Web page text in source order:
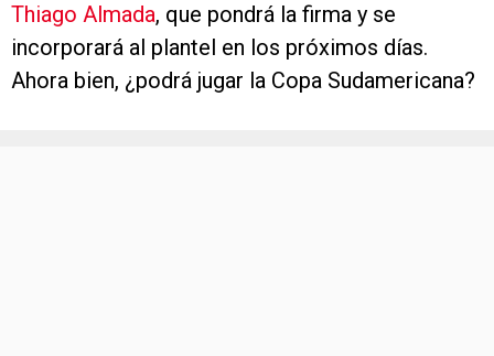
Thiago Almada, que pondrá la firma y se
incorporará al plantel en los próximos días.
Ahora bien, ¿podrá jugar la Copa Sudamericana?